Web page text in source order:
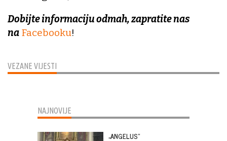
VEZANE VIJESTI
Dobijte informaciju odmah, zapratite nas
na Facebooku!
NAJNOVIJE
„ANGELUS“